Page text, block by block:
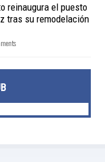
reinaugura el puesto
tras su remodelación